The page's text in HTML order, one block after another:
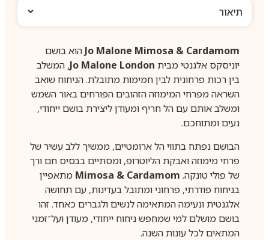
תיאור
Jo Malone Mimosa & Cardamomהוא בושם
יוניסקס אלגנטי מבית Jo Malone London, המשלב
בין רכות פרחונית לבין חמימות מתובלת. הניחוח שואב
השראה מפרחי המימוזה הזהובים הפורחים באור השמש
ומשלב אותם עם הל חריף ומעודן ליצירת בושם ייחודי,
נעים ומתוחכם.
הבושם נפתח בתווי הל ארומטיים, ממשיך ללב עשיר של
פרחי מימוזה ואבקת הליוטרופ, ומסתיים בבסיס חם ורך
של פולי טונקה. Mimosa & Cardamomמתאפיין
בניחוח פודרתי, פרחוני ומתובל בעדינות, עם תחושה
אלגנטית ונעימה המתאימה לנשים ולגברים כאחד. זהו
בושם מושלם למי שמחפש ניחוח ייחודי, מעודן ועל־זמני
המתאים לכל עונות השנה.